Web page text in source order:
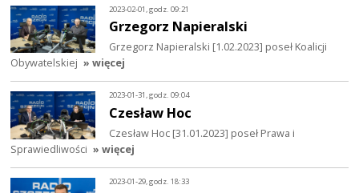
2023-02-01, godz. 09:21
Grzegorz Napieralski
Grzegorz Napieralski [1.02.2023] poseł Koalicji
Obywatelskiej » więcej
2023-01-31, godz. 09:04
Czesław Hoc
Czesław Hoc [31.01.2023] poseł Prawa i
Sprawiedliwości » więcej
2023-01-29, godz. 18:33